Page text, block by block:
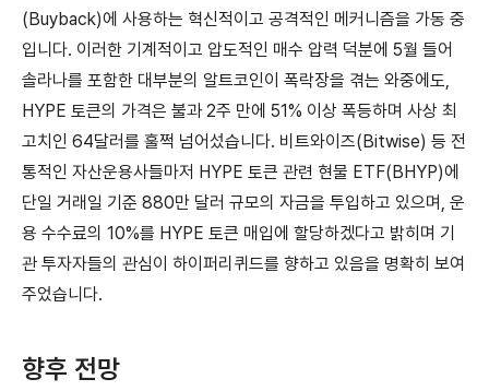
(Buyback)에 사용하는 혁신적이고 공격적인 메커니즘을 가동 중
입니다. 이러한 기계적이고 압도적인 매수 압력 덕분에 5월 들어
솔라나를 포함한 대부분의 알트코인이 폭락장을 겪는 와중에도,
HYPE 토큰의 가격은 불과 2주 만에 51% 이상 폭등하며 사상 최
고치인 64달러를 훌쩍 넘어섰습니다. 비트와이즈(Bitwise) 등 전
통적인 자산운용사들마저 HYPE 토큰 관련 현물 ETF(BHYP)에
단일 거래일 기준 880만 달러 규모의 자금을 투입하고 있으며, 운
용 수수료의 10%를 HYPE 토큰 매입에 할당하겠다고 밝히며 기
관 투자자들의 관심이 하이퍼리퀴드를 향하고 있음을 명확히 보여
주었습니다.
향후 전망